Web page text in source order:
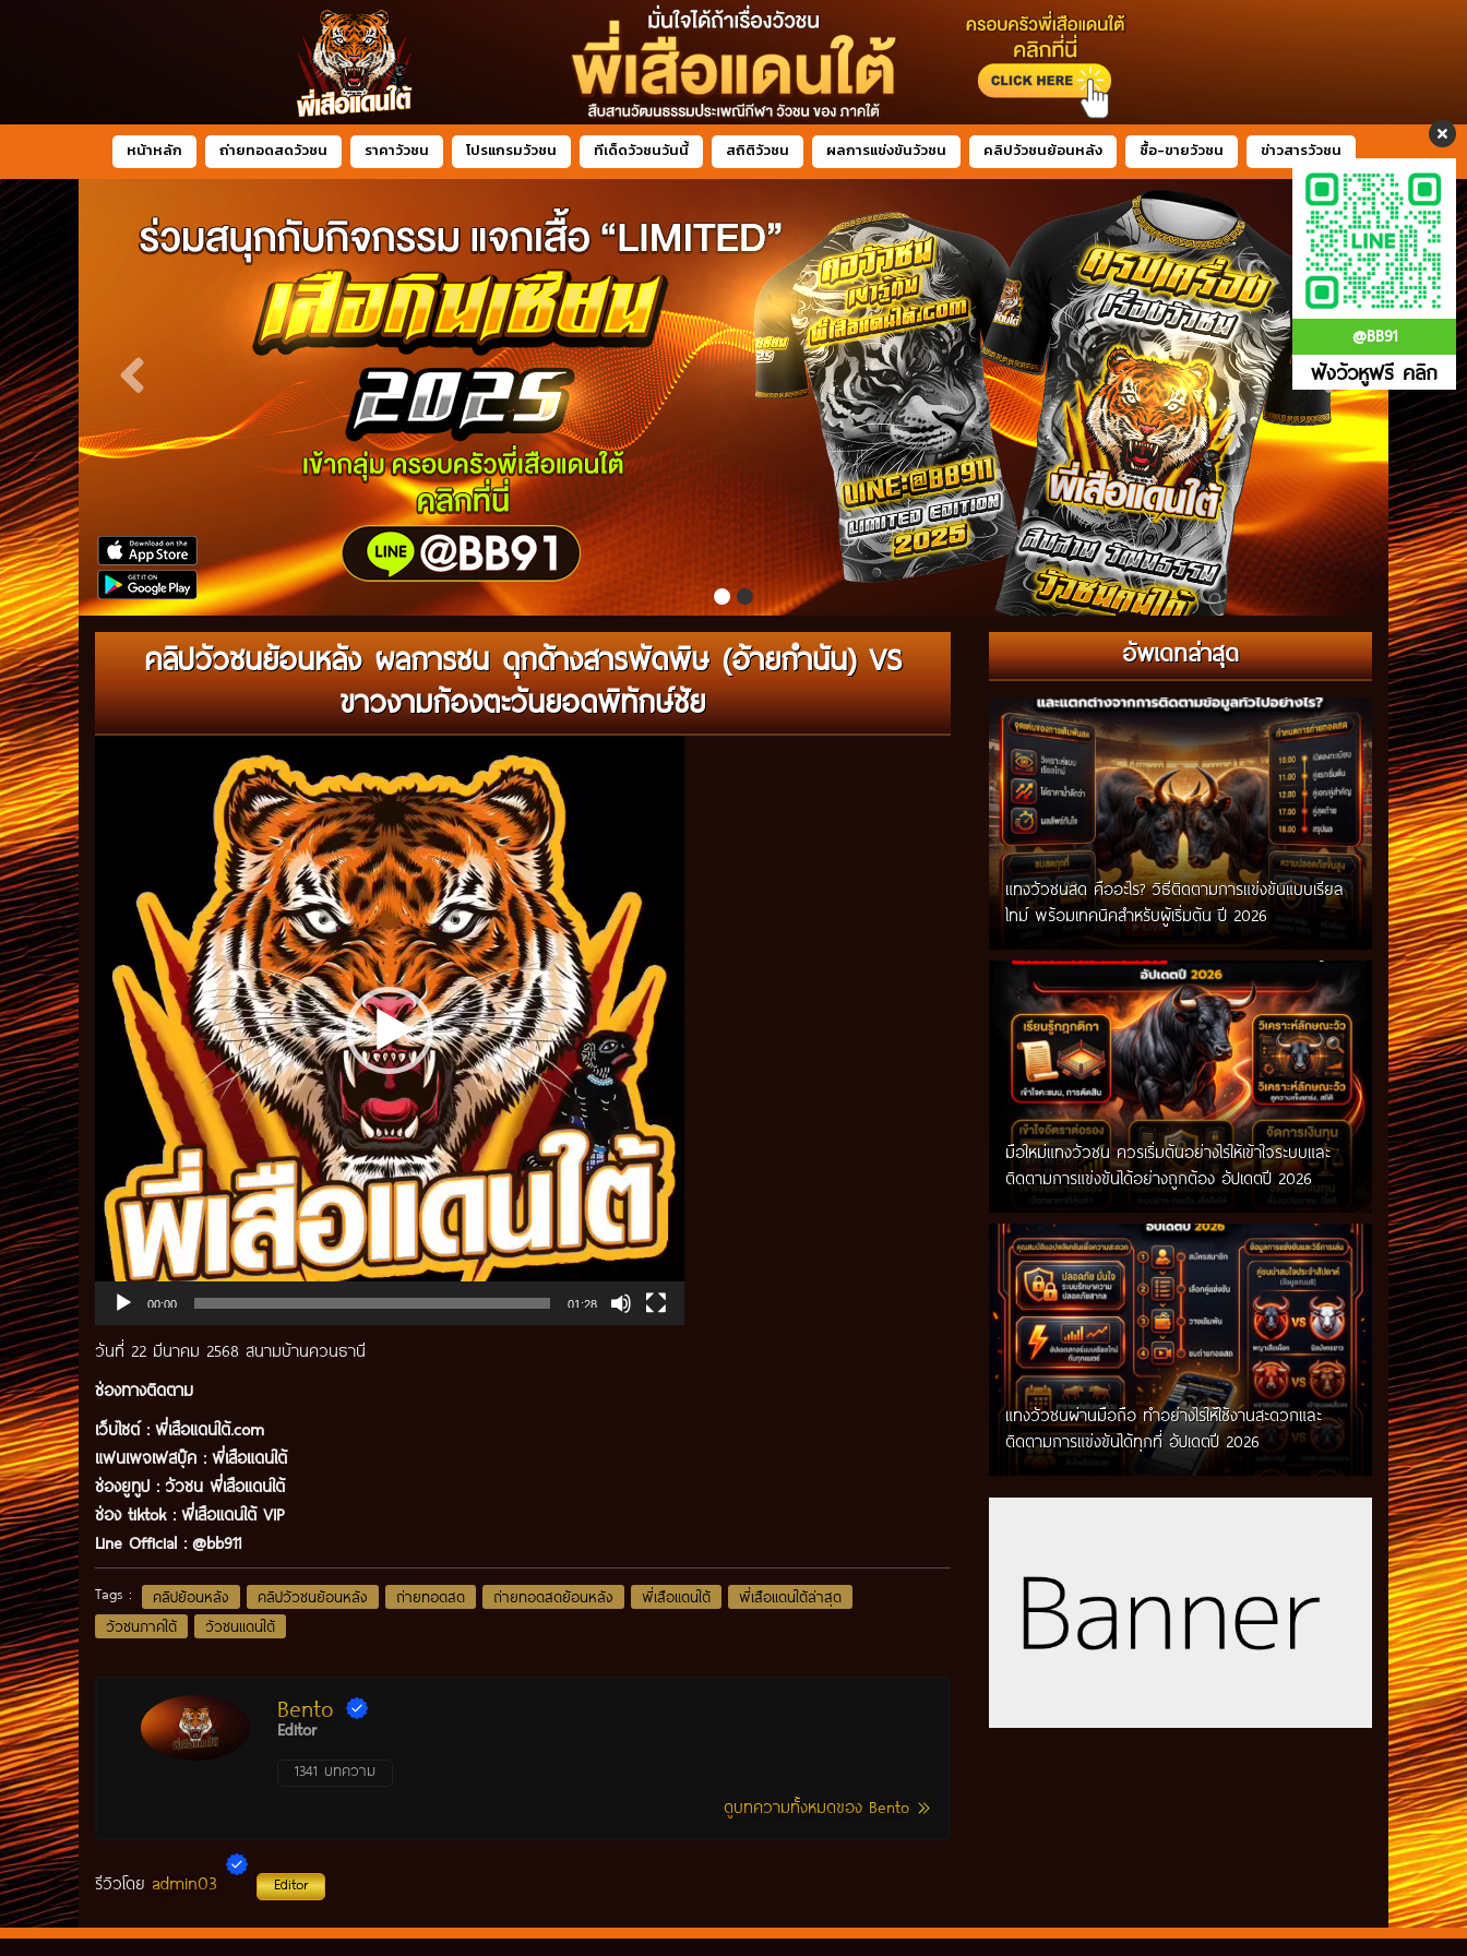
@BB91
ฟังวัวหูฟรี คลิก
หน้าหลัก ถ่ายทอดสดวัวชน ราคาวัวชน โปรแกรมวัวชน ทีเด็ดวัวชนวันนี้ สถิติวัวชน ผลการแข่งขันวัวชน คลิปวัวชนย้อนหลัง ซื้อ-ขายวัวชน ข่าวสารวัวชน
คลิปวัวชนย้อนหลัง ผลการชน ดุกด้างสารพัดพิษ (อ้ายกำนัน) VS
ขาวงามก้องตะวันยอดพิทักษ์ชัย
00:00 01:28
วันที่ 22 มีนาคม 2568 สนามบ้านควนธานี
ช่องทางติดตาม
เว็บไซต์ : พี่เสือแดนใต้.com
แฟนเพจเฟสบุ๊ค : พี่เสือแดนใต้
ช่องยูทูป : วัวชน พี่เสือแดนใต้
ช่อง tiktok : พี่เสือแดนใต้ VIP
Line Official : @bb911
Tags : คลิปย้อนหลัง คลิปวัวชนย้อนหลัง ถ่ายทอดสด ถ่ายทอดสดย้อนหลัง พี่เสือแดนใต้
พี่เสือแดนใต้ล่าสุด
วัวชนภาคใต้
วัวชนแดนใต้
Bento
Editor
1341 บทความ
ดูบทความทั้งหมดของ Bento
รีวิวโดย admin03 Editor
อัพเดทล่าสุด
แทงวัวชนสด คืออะไร? วิธีติดตามการแข่งขันแบบเรียล
ไทม์ พร้อมเทคนิคสำหรับผู้เริ่มต้น ปี 2026
มือใหม่แทงวัวชน ควรเริ่มต้นอย่างไรให้เข้าใจระบบและ
ติดตามการแข่งขันได้อย่างถูกต้อง อัปเดตปี 2026
แทงวัวชนผ่านมือถือ ทำอย่างไรให้ใช้งานสะดวกและ
ติดตามการแข่งขันได้ทุกที่ อัปเดตปี 2026